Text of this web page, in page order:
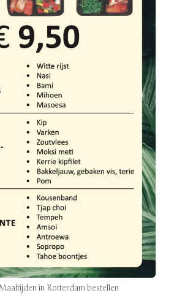
in Rotterdam bestellen